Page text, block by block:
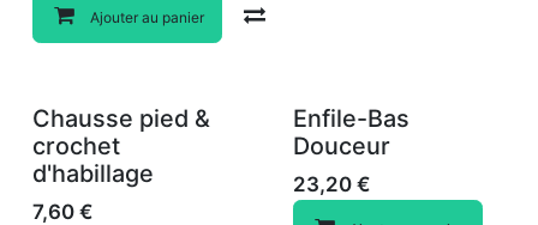
Ajouter au panier
Chausse pied &
crochet
d'habillage
7,60 €
Enfile-Bas
Douceur
23,20€